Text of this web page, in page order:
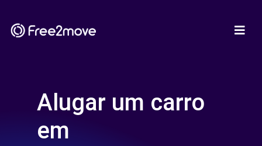
Alugar um carro
em